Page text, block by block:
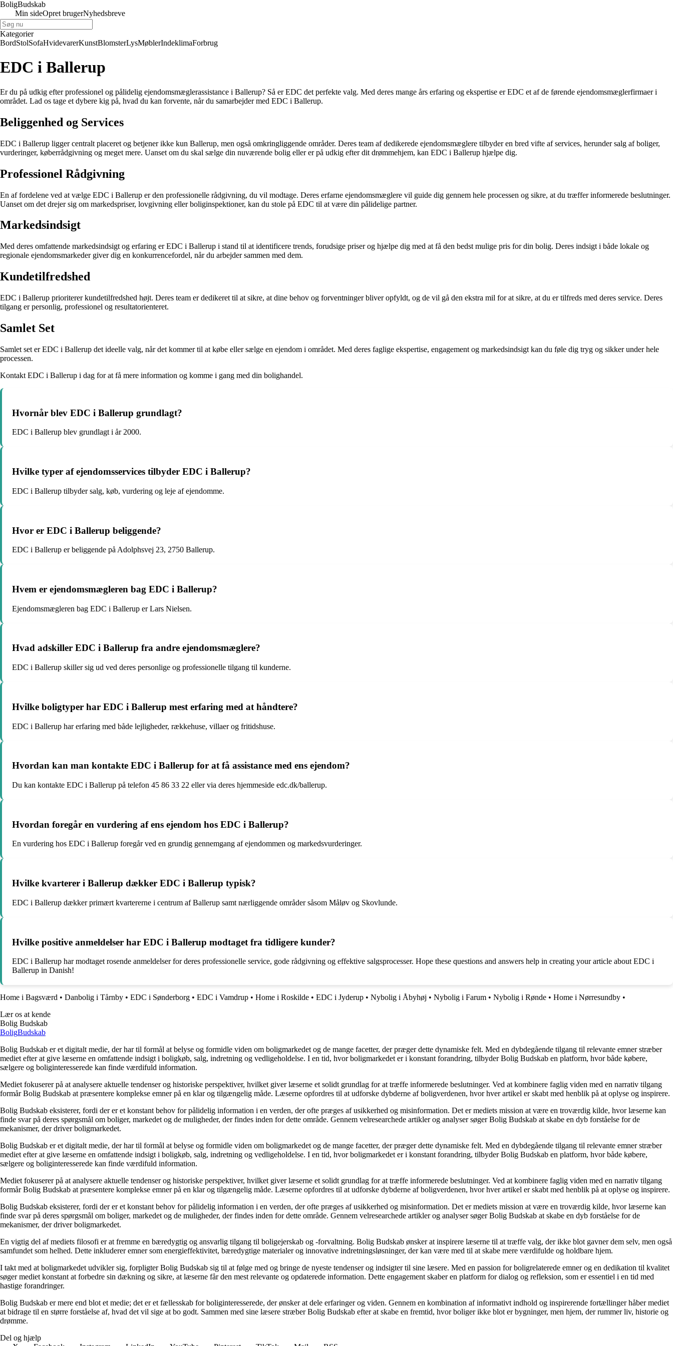
BoligBudskab
Min sideOpret brugerNyhedsbreve
Kategorier
BordStolSofaHvidevarerKunstBlomsterLysMøblerIndeklimaForbrug
EDC i Ballerup
Er du på udkig efter professionel og pålidelig ejendomsmæglerassistance i Ballerup? Så er EDC det perfekte valg. Med deres mange års erfaring og ekspertise er EDC et af de førende ejendomsmæglerfirmaer i
området. Lad os tage et dybere kig på, hvad du kan forvente, når du samarbejder med EDC i Ballerup.
Beliggenhed og Services
EDC i Ballerup ligger centralt placeret og betjener ikke kun Ballerup, men også omkringliggende områder. Deres team af dedikerede ejendomsmæglere tilbyder en bred vifte af services, herunder salg af boliger,
vurderinger, køberrådgivning og meget mere. Uanset om du skal sælge din nuværende bolig eller er på udkig efter dit drømmehjem, kan EDC i Ballerup hjælpe dig.
Professionel Rådgivning
En af fordelene ved at vælge EDC i Ballerup er den professionelle rådgivning, du vil modtage. Deres erfarne ejendomsmæglere vil guide dig gennem hele processen og sikre, at du træffer informerede beslutninger.
Uanset om det drejer sig om markedspriser, lovgivning eller boliginspektioner, kan du stole på EDC til at være din pålidelige partner.
Markedsindsigt
Med deres omfattende markedsindsigt og erfaring er EDC i Ballerup i stand til at identificere trends, forudsige priser og hjælpe dig med at få den bedst mulige pris for din bolig. Deres indsigt i både lokale og
regionale ejendomsmarkeder giver dig en konkurrencefordel, når du arbejder sammen med dem.
Kundetilfredshed
EDC i Ballerup prioriterer kundetilfredshed højt. Deres team er dedikeret til at sikre, at dine behov og forventninger bliver opfyldt, og de vil gå den ekstra mil for at sikre, at du er tilfreds med deres service. Deres
tilgang er personlig, professionel og resultatorienteret.
Samlet Set
Samlet set er EDC i Ballerup det ideelle valg, når det kommer til at købe eller sælge en ejendom i området. Med deres faglige ekspertise, engagement og markedsindsigt kan du føle dig tryg og sikker under hele
processen.
Kontakt EDC i Ballerup i dag for at få mere information og komme i gang med din bolighandel.
Hvornår blev EDC i Ballerup grundlagt?
EDC i Ballerup blev grundlagt i år 2000.
Hvilke typer af ejendomsservices tilbyder EDC i Ballerup?
EDC i Ballerup tilbyder salg, køb, vurdering og leje af ejendomme.
Hvor er EDC i Ballerup beliggende?
EDC i Ballerup er beliggende på Adolphsvej 23, 2750 Ballerup.
Hvem er ejendomsmægleren bag EDC i Ballerup?
Ejendomsmægleren bag EDC i Ballerup er Lars Nielsen.
Hvad adskiller EDC i Ballerup fra andre ejendomsmæglere?
EDC i Ballerup skiller sig ud ved deres personlige og professionelle tilgang til kunderne.
Hvilke boligtyper har EDC i Ballerup mest erfaring med at håndtere?
EDC i Ballerup har erfaring med både lejligheder, rækkehuse, villaer og fritidshuse.
Hvordan kan man kontakte EDC i Ballerup for at få assistance med ens ejendom?
Du kan kontakte EDC i Ballerup på telefon 45 86 33 22 eller via deres hjemmeside edc.dk/ballerup.
Hvordan foregår en vurdering af ens ejendom hos EDC i Ballerup?
En vurdering hos EDC i Ballerup foregår ved en grundig gennemgang af ejendommen og markedsvurderinger.
Hvilke kvarterer i Ballerup dækker EDC i Ballerup typisk?
EDC i Ballerup dækker primært kvartererne i centrum af Ballerup samt nærliggende områder såsom Måløv og Skovlunde.
Hvilke positive anmeldelser har EDC i Ballerup modtaget fra tidligere kunder?
EDC i Ballerup har modtaget rosende anmeldelser for deres professionelle service, gode rådgivning og effektive salgsprocesser. Hope these questions and answers help in creating your article about EDC i
Ballerup in Danish!
Home i Bagsværd • Danbolig i Tårnby • EDC i Sønderborg • EDC i Vamdrup • Home i Roskilde • EDC i Jyderup • Nybolig i Åbyhøj • Nybolig i Farum • Nybolig i Rønde • Home i Nørresundby •
Lær os at kende
Bolig Budskab
BoligBudskab
Bolig Budskab er et digitalt medie, der har til formål at belyse og formidle viden om boligmarkedet og de mange facetter, der præger dette dynamiske felt. Med en dybdegående tilgang til relevante emner stræber
mediet efter at give læserne en omfattende indsigt i boligkøb, salg, indretning og vedligeholdelse. I en tid, hvor boligmarkedet er i konstant forandring, tilbyder Bolig Budskab en platform, hvor både købere,
sælgere og boliginteresserede kan finde værdifuld information.
Mediet fokuserer på at analysere aktuelle tendenser og historiske perspektiver, hvilket giver læserne et solidt grundlag for at træffe informerede beslutninger. Ved at kombinere faglig viden med en narrativ tilgang
formår Bolig Budskab at præsentere komplekse emner på en klar og tilgængelig måde. Læserne opfordres til at udforske dybderne af boligverdenen, hvor hver artikel er skabt med henblik på at oplyse og inspirere.
Bolig Budskab eksisterer, fordi der er et konstant behov for pålidelig information i en verden, der ofte præges af usikkerhed og misinformation. Det er mediets mission at være en troværdig kilde, hvor læserne kan
finde svar på deres spørgsmål om boliger, markedet og de muligheder, der findes inden for dette område. Gennem velresearchede artikler og analyser søger Bolig Budskab at skabe en dyb forståelse for de
mekanismer, der driver boligmarkedet.
Bolig Budskab er et digitalt medie, der har til formål at belyse og formidle viden om boligmarkedet og de mange facetter, der præger dette dynamiske felt. Med en dybdegående tilgang til relevante emner stræber
mediet efter at give læserne en omfattende indsigt i boligkøb, salg, indretning og vedligeholdelse. I en tid, hvor boligmarkedet er i konstant forandring, tilbyder Bolig Budskab en platform, hvor både købere,
sælgere og boliginteresserede kan finde værdifuld information.
Mediet fokuserer på at analysere aktuelle tendenser og historiske perspektiver, hvilket giver læserne et solidt grundlag for at træffe informerede beslutninger. Ved at kombinere faglig viden med en narrativ tilgang
formår Bolig Budskab at præsentere komplekse emner på en klar og tilgængelig måde. Læserne opfordres til at udforske dybderne af boligverdenen, hvor hver artikel er skabt med henblik på at oplyse og inspirere.
Bolig Budskab eksisterer, fordi der er et konstant behov for pålidelig information i en verden, der ofte præges af usikkerhed og misinformation. Det er mediets mission at være en troværdig kilde, hvor læserne kan
finde svar på deres spørgsmål om boliger, markedet og de muligheder, der findes inden for dette område. Gennem velresearchede artikler og analyser søger Bolig Budskab at skabe en dyb forståelse for de
mekanismer, der driver boligmarkedet.
En vigtig del af mediets filosofi er at fremme en bæredygtig og ansvarlig tilgang til boligejerskab og -forvaltning. Bolig Budskab ønsker at inspirere læserne til at træffe valg, der ikke blot gavner dem selv, men også
samfundet som helhed. Dette inkluderer emner som energieffektivitet, bæredygtige materialer og innovative indretningsløsninger, der kan være med til at skabe mere værdifulde og holdbare hjem.
I takt med at boligmarkedet udvikler sig, forpligter Bolig Budskab sig til at følge med og bringe de nyeste tendenser og indsigter til sine læsere. Med en passion for boligrelaterede emner og en dedikation til kvalitet
søger mediet konstant at forbedre sin dækning og sikre, at læserne får den mest relevante og opdaterede information. Dette engagement skaber en platform for dialog og refleksion, som er essentiel i en tid med
hastige forandringer.
Bolig Budskab er mere end blot et medie; det er et fællesskab for boliginteresserede, der ønsker at dele erfaringer og viden. Gennem en kombination af informativt indhold og inspirerende fortællinger håber mediet
at bidrage til en større forståelse af, hvad det vil sige at bo godt. Sammen med sine læsere stræber Bolig Budskab efter at skabe en fremtid, hvor boliger ikke blot er bygninger, men hjem, der rummer liv, historie og
drømme.
Del og hjælp